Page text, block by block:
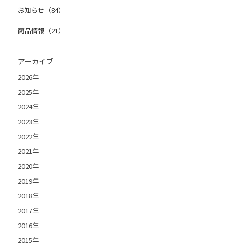
お知らせ（84）
商品情報（21）
アーカイブ
2026年
2025年
2024年
2023年
2022年
2021年
2020年
2019年
2018年
2017年
2016年
2015年